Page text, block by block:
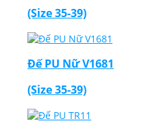
(Size 35-39)
Đế PU Nữ V1681
(Size 35-39)